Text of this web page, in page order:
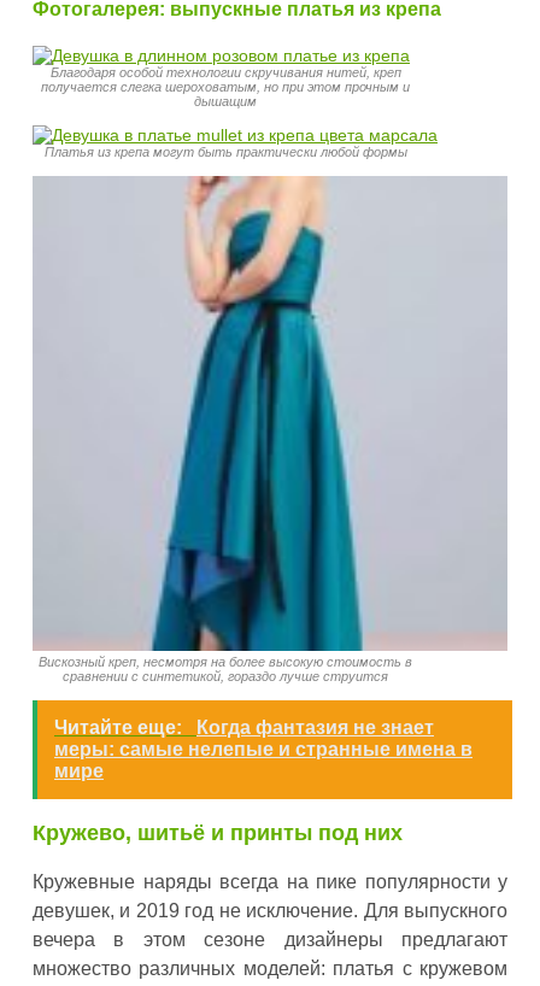
Фотогалерея: выпускные платья из крепа
Благодаря особой технологии скручивания нитей, креп
получается слегка шероховатым, но при этом прочным и
дышащим
Платья из крепа могут быть практически любой формы
Вискозный креп, несмотря на более высокую стоимость в
сравнении с синтетикой, гораздо лучше струится
Читайте еще:
Когда фантазия не знает
меры: самые нелепые и странные имена в
мире
Кружево, шитьё и принты под них
Кружевные наряды всегда на пике популярности у
девушек, и 2019 год не исключение. Для выпускного
вечера в этом сезоне дизайнеры предлагают
множество различных моделей: платья с кружевом